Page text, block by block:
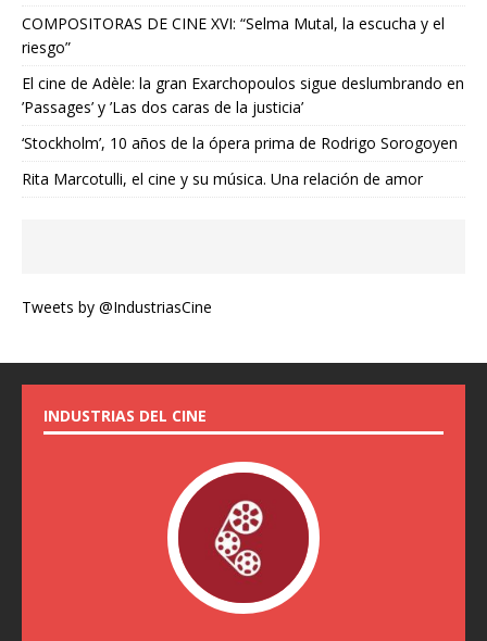
COMPOSITORAS DE CINE XVI: “Selma Mutal, la escucha y el
riesgo”
El cine de Adèle: la gran Exarchopoulos sigue deslumbrando en
’Passages’ y ’Las dos caras de la justicia’
‘Stockholm’, 10 años de la ópera prima de Rodrigo Sorogoyen
Rita Marcotulli, el cine y su música. Una relación de amor
Tweets by @IndustriasCine
INDUSTRIAS DEL CINE